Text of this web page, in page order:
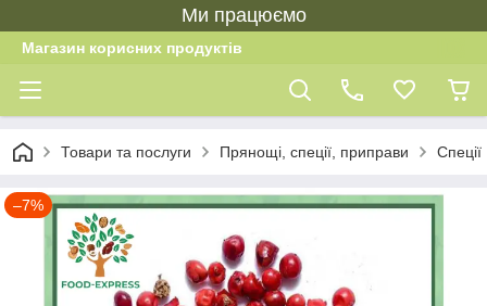
Ми працюємо
Магазин корисних продуктів
Товари та послуги Прянощі, спеції, приправи Спеції
–7%